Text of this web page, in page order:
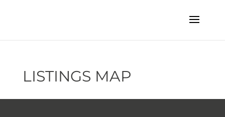
LISTINGS MAP